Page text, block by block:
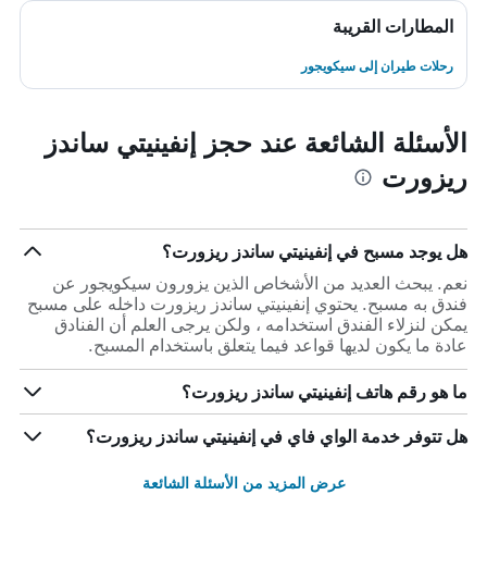
المطارات القريبة
رحلات طيران إلى سيكويجور
الأسئلة الشائعة عند حجز إنفينيتي ساندز
ريزورت
هل يوجد مسبح في إنفينيتي ساندز ريزورت؟
نعم. يبحث العديد من الأشخاص الذين يزورون سيكويجور عن
فندق به مسبح. يحتوي إنفينيتي ساندز ريزورت داخله على مسبح
يمكن لنزلاء الفندق استخدامه ، ولكن يرجى العلم أن الفنادق
عادة ما يكون لديها قواعد فيما يتعلق باستخدام المسبح.
ما هو رقم هاتف إنفينيتي ساندز ريزورت؟
هل تتوفر خدمة الواي فاي في إنفينيتي ساندز ريزورت؟
عرض المزيد من الأسئلة الشائعة